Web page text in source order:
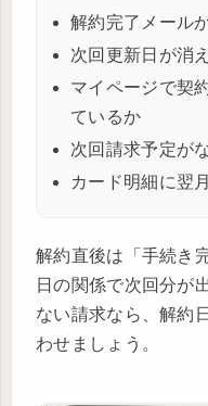
解約完了メール
次回更新日が消
マイページで契
ているか
次回請求予定が
カード明細に翌
解約直後は「手続き
日の関係で次回分が
ない請求なら、解約
わせましょう。